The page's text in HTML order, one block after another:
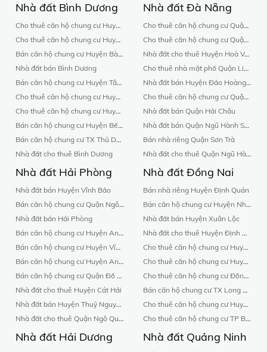
Nhà đất Bình Dương
Cho thuê căn hộ chung cư Huyện Bàu Bàng
Cho thuê căn hộ chung cư Huyện Bến Cát
Bán căn hộ chung cư Huyện Bàu Bàng
Nhà đất bán Bình Dương
Bán căn hộ chung cư Huyện Tân Uyên
Cho thuê căn hộ chung cư Huyện Thuận An
Cho thuê căn hộ chung cư Huyện Phú Giáo
Bán căn hộ chung cư Huyện Bến Cát
Bán căn hộ chung cư TX Thủ Dầu Một
Nhà đất cho thuê Bình Dương
Nhà đất Đà Nẵng
Cho thuê căn hộ chung cư Quận Cẩm Lệ
Cho thuê căn hộ chung cư Quận Hải Châu
Nhà đất cho thuê Huyện Hoà Vang
Cho thuê nhà mặt phố Quận Liên Chiểu
Nhà đất bán Huyện Đảo Hoàng Sa
Cho thuê căn hộ chung cư Quận Liên Chiểu
Nhà đất bán Quận Hải Châu
Nhà đất bán Quận Ngũ Hành Sơn
Bán nhà riêng Quận Sơn Trà
Nhà đất cho thuê Quận Ngũ Hành Sơn
Nhà đất Hải Phòng
Nhà đất bán Huyện Vĩnh Bảo
Bán căn hộ chung cư Quận Ngô Quyền
Nhà đất bán Hải Phòng
Bán căn hộ chung cư Huyện An Dương
Bán căn hộ chung cư Huyện Vĩnh Bảo
Bán căn hộ chung cư Huyện An Lão
Bán căn hộ chung cư Quận Đồ Sơn
Nhà đất cho thuê Huyện Cát Hải
Nhà đất bán Huyện Thuỷ Nguyên
Nhà đất cho thuê Quận Ngô Quyền
Nhà đất Đồng Nai
Bán nhà riêng Huyện Định Quán
Bán căn hộ chung cư Huyện Nhơn Trạch
Nhà đất bán Huyện Xuân Lộc
Nhà đất cho thuê Huyện Định Quán
Cho thuê căn hộ chung cư Huyện Nhơn Trạch
Cho thuê căn hộ chung cư Huyện Long Thành
Cho thuê căn hộ chung cư Đồng Nai
Bán căn hộ chung cư TX Long Khánh
Cho thuê căn hộ chung cư Huyện Định Quán
Cho thuê căn hộ chung cư TP Biên hòa
Nhà đất Hải Dương Nhà đất Quảng Ninh